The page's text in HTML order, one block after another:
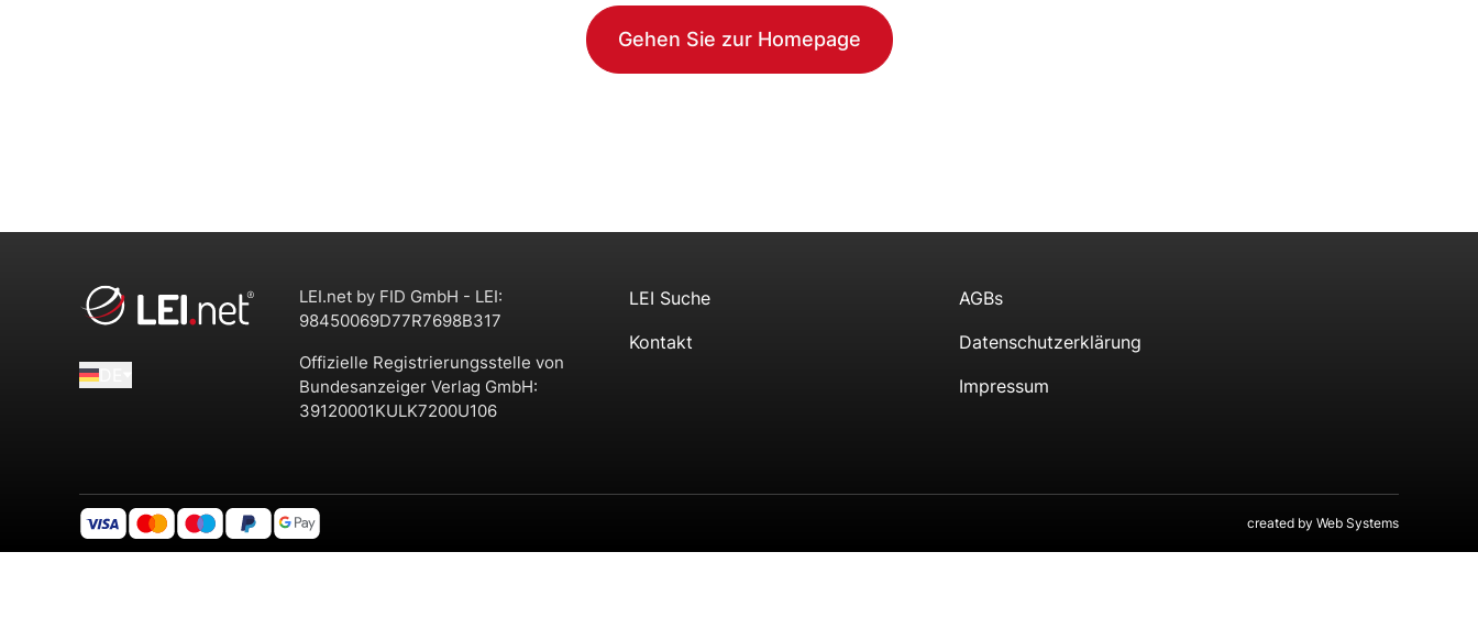
Gehen Sie zur Homepage
LEI.net by FID GmbH - LEI:
98450069D77R7698B317
Offizielle Registrierungsstelle von
Bundesanzeiger Verlag GmbH:
39120001KULK7200U106
LEI Suche
Kontakt
AGBs
Datenschutzerklärung
Impressum
created by Web Systems